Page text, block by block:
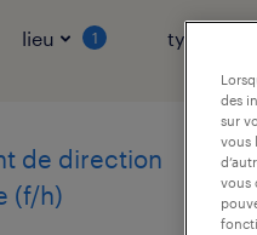
lieu 1 type de
de direction
(f/h)
des
sur
vous
vous